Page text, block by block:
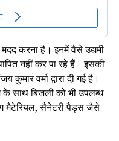
मदद करना है। इनमें वैसे उद्यमी
नहीं कर पा रहे हैं। इसकी
वर्मा द्वारा दी गई है।
के साथ बिजली को भी उपलब्ध
मैटेरियल, सैनेटरी पैड्स जैसे